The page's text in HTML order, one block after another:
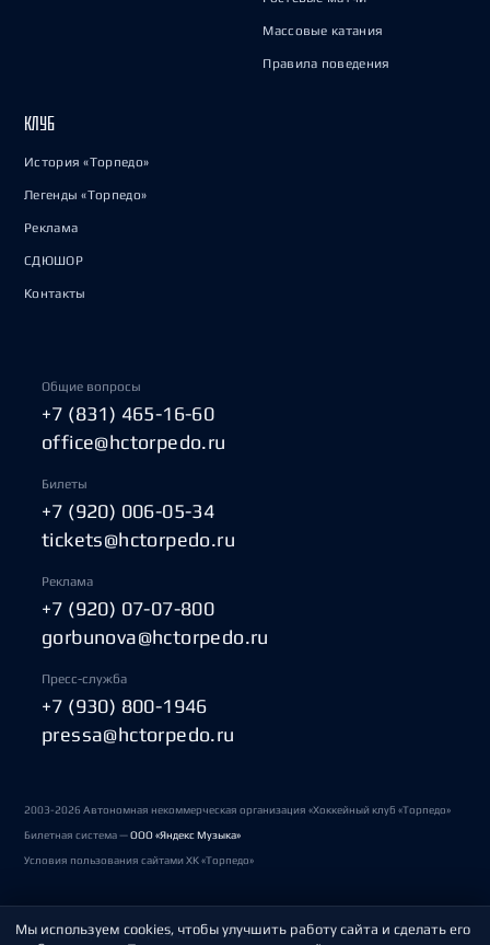
Массовые катания
Правила поведения
КЛУБ
История «Торпедо»
Легенды «Торпедо»
Реклама
СДЮШОР
Контакты
Общие вопросы
+7 (831) 465-16-60
office@hctorpedo.ru
Билеты
+7 (920) 006-05-34
tickets@hctorpedo.ru
Реклама
+7 (920) 07-07-800
gorbunova@hctorpedo.ru
Пресс-служба
+7 (930) 800-1946
pressa@hctorpedo.ru
2003-2026 Автономная некоммерческая организация «Хоккейный клуб «Торпедо»
Билетная система —ООО «Яндекс Музыка»
Условия пользования сайтами ХК «Торпедо»
Политика обработки персональных данных
Мы используем cookies, чтобы улучшить работу сайта и сделать его